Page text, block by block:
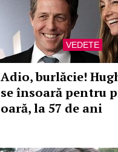
VEDETE
Adio, burlăcie!
se însoară pentru
oară, la 57 de ani